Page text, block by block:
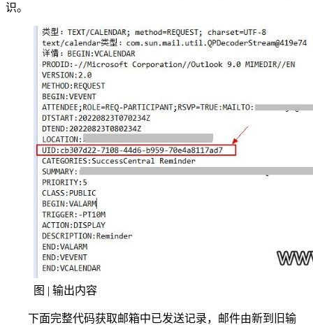
识。
图 | 输出内容
下面完整代码获取邮箱中已发送记录，邮件由新到旧输